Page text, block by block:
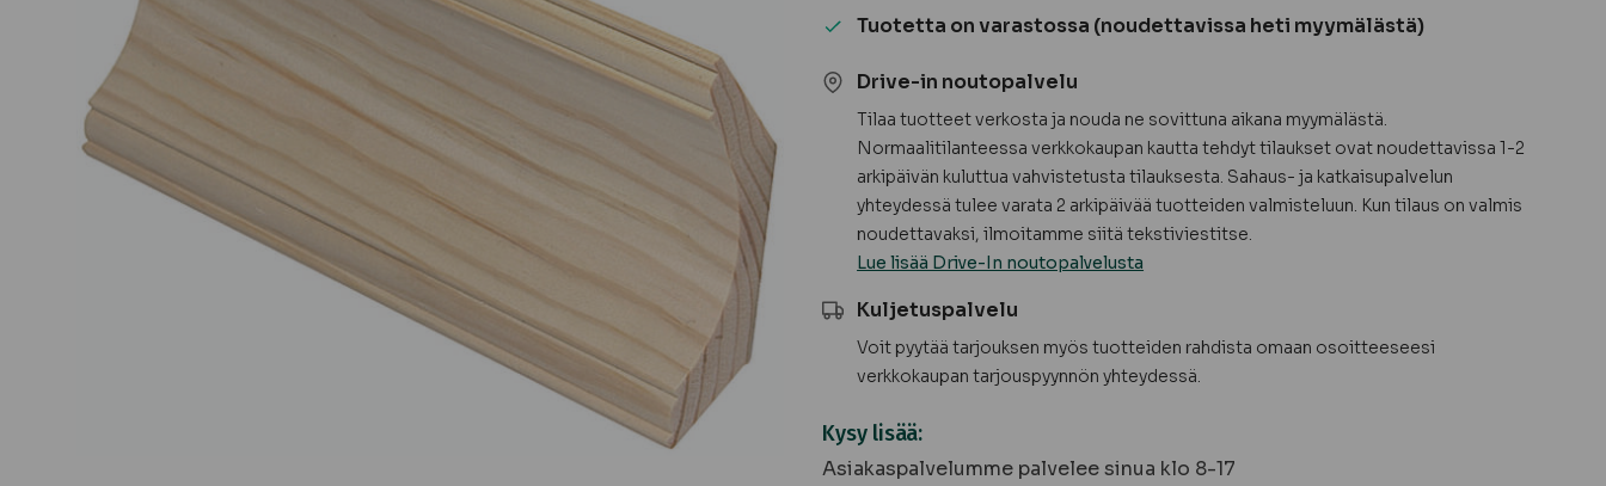
mänty,
puuvalmis
Tuotetta on varastossa (noudettavissa heti myymälästä)
Drive-in noutopalvelu
Tilaa tuotteet verkosta ja nouda ne sovittuna aikana myymälästä.
Normaalitilanteessa verkkokaupan kautta tehdyt tilaukset ovat noudettavissa 1-2
arkipäivän kuluttua vahvistetusta tilauksesta. Sahaus- ja katkaisupalvelun
yhteydessä tulee varata 2 arkipäivää tuotteiden valmisteluun. Kun tilaus on valmis
noudettavaksi, ilmoitamme siitä tekstiviestitse.
Lue lisää Drive-In noutopalvelusta
Kuljetuspalvelu
Voit pyytää tarjouksen myös tuotteiden rahdista omaan osoitteeseesi
verkkokaupan tarjouspyynnön yhteydessä.
Kysy lisää:
Asiakaspalvelumme palvelee sinua klo 8-17